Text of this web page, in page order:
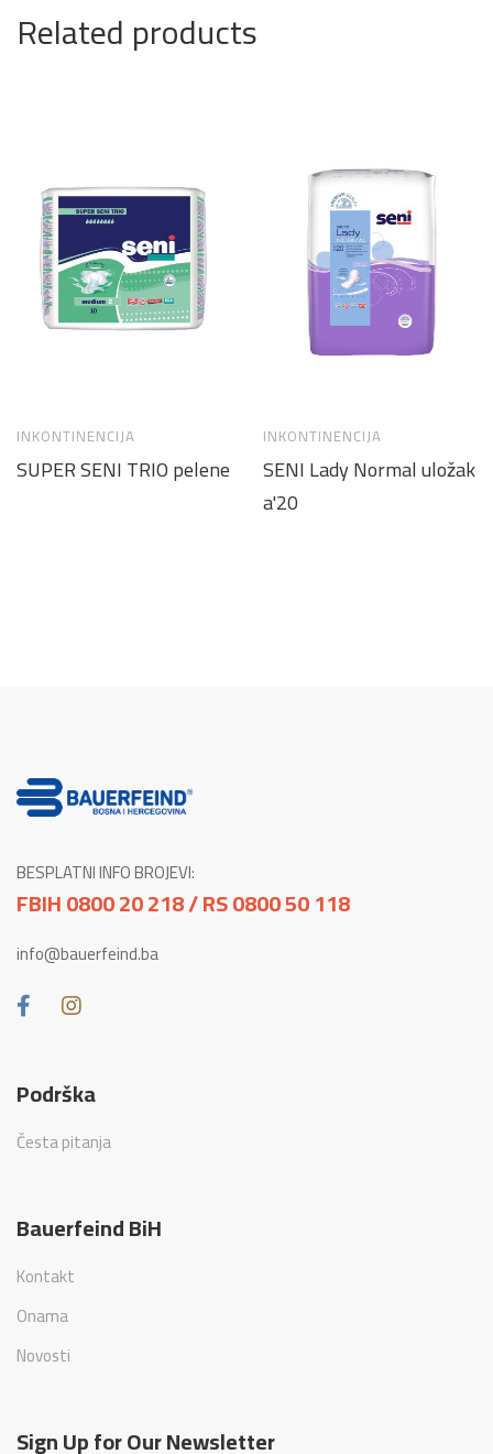
Related products
INKONTINENCIJA
SUPER SENI TRIO pelene
INKONTINENCIJA
SENI Lady Normal uložak
a'20
BESPLATNI INFO BROJEVI:
FBIH 0800 20 218 / RS 0800 50 118
info@bauerfeind.ba
Podrška
Česta pitanja
Bauerfeind BiH
Kontakt
Onama
Novosti
Sign Up for Our Newsletter